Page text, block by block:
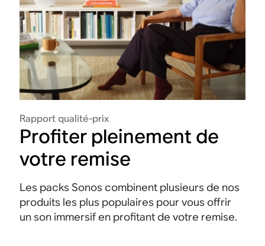
Rapport qualité-prix
Profiter pleinement de
votre remise
Les packs Sonos combinent plusieurs de nos
produits les plus populaires pour vous offrir
un son immersif en profitant de votre remise.